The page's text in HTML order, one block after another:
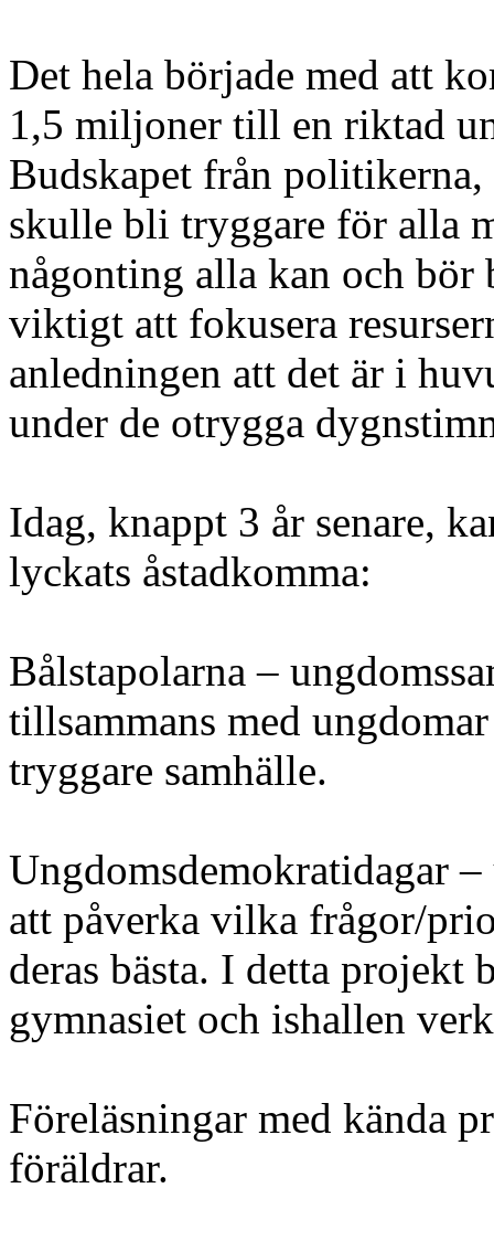
Det hela började med att
1,5 miljoner till en riktad
Budskapet från
skulle bli tryggare för alla
någonting alla kan och
viktigt att fokusera
anledningen att det är i
under de otrygga
Idag, knappt 3 år senare,
lyckats åstadkomma:
Bålstapolarna –
tillsammans med
tryggare samhälle.
Ungdomsdemokratidagar
att påverka vilka frågor/
deras bästa. I detta projekt
gymnasiet och ishallen
Föreläsningar med kända
föräldrar.